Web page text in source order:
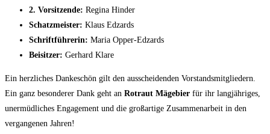
2. Vorsitzende: Regina Hinder
Schatzmeister: Klaus Edzards
Schriftführerin: Maria Opper-Edzards
Beisitzer: Gerhard Klare
Ein herzliches Dankeschön gilt den ausscheidenden Vorstandsmitgliedern.
Ein ganz besonderer Dank geht an Rotraut Mägebier für ihr langjähriges,
unermüdliches Engagement und die großartige Zusammenarbeit in den
vergangenen Jahren!